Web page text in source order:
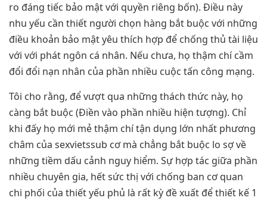
ro đáng tiếc bảo mật với quyền riêng bốn). Điều này
nhu yếu cần thiết người chọn hàng bắt buộc với những
điều khoản bảo mật yêu thích hợp để chống thủ tài liệu
với với phát ngôn cá nhân. Nếu chưa, họ thậm chí cầm
đổi đổi nạn nhân của phần nhiều cuộc tấn công mạng.
Tôi cho rằng, để vượt qua những thách thức này, họ
càng bắt buộc (Điền vào phần nhiều hiện tượng). Chỉ
khi đấy họ mới mẻ thậm chí tận dụng lớn nhất phương
châm của sexvietssub cơ mà chẳng bắt buộc lo sợ về
những tiềm dấu cảnh nguy hiểm. Sự hợp tác giữa phần
nhiều chuyên gia, hết sức thị với chống ban cơ quan
chi phối của thiết yếu phủ là rất kỳ đề xuất để thiết kế 1